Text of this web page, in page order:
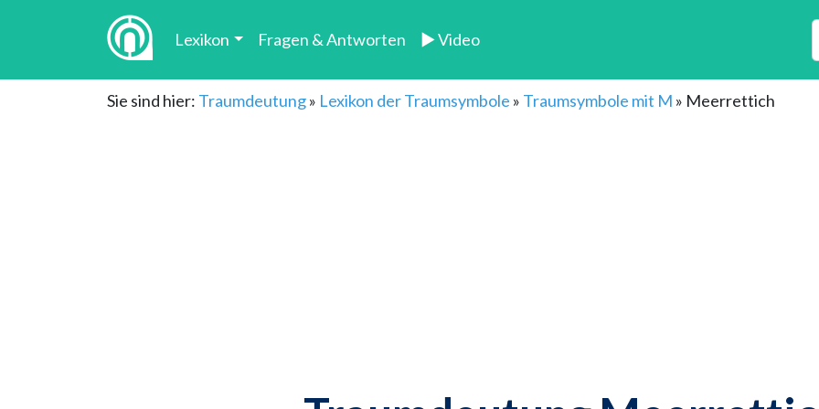
Lexikon Fragen & Antworten ► Video
Sie sind hier: Traumdeutung» Lexikon der Traumsymbole » Traumsymbole mit M » Meerrettich